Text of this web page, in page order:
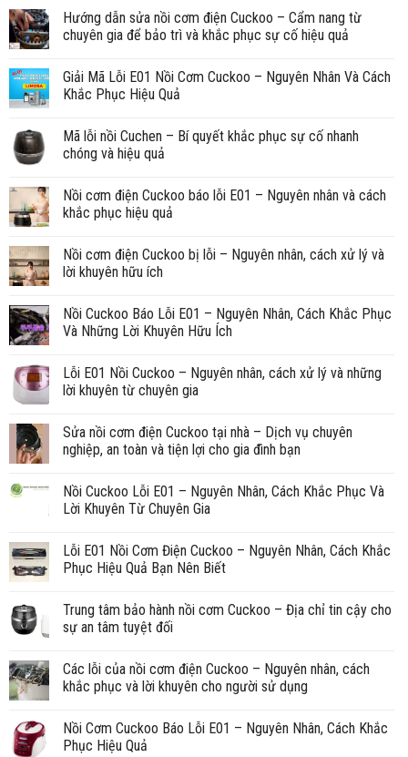
Hướng dẫn sửa nồi cơm điện Cuckoo – Cẩm nang từ
chuyên gia để bảo trì và khắc phục sự cố hiệu quả
Giải Mã Lỗi E01 Nồi Cơm Cuckoo – Nguyên Nhân Và Cách
Khắc Phục Hiệu Quả
Mã lỗi nồi Cuchen – Bí quyết khắc phục sự cố nhanh
chóng và hiệu quả
Nồi cơm điện Cuckoo báo lỗi E01 – Nguyên nhân và cách
khắc phục hiệu quả
Nồi cơm điện Cuckoo bị lỗi – Nguyên nhân, cách xử lý và
lời khuyên hữu ích
Nồi Cuckoo Báo Lỗi E01 – Nguyên Nhân, Cách Khắc Phục
Và Những Lời Khuyên Hữu Ích
Lỗi E01 Nồi Cuckoo – Nguyên nhân, cách xử lý và những
lời khuyên từ chuyên gia
Sửa nồi cơm điện Cuckoo tại nhà – Dịch vụ chuyên
nghiệp, an toàn và tiện lợi cho gia đình bạn
Nồi Cuckoo Lỗi E01 – Nguyên Nhân, Cách Khắc Phục Và
Lời Khuyên Từ Chuyên Gia
Lỗi E01 Nồi Cơm Điện Cuckoo – Nguyên Nhân, Cách Khắc
Phục Hiệu Quả Bạn Nên Biết
Trung tâm bảo hành nồi cơm Cuckoo – Địa chỉ tin cậy cho
sự an tâm tuyệt đối
Các lỗi của nồi cơm điện Cuckoo – Nguyên nhân, cách
khắc phục và lời khuyên cho người sử dụng
Nồi Cơm Cuckoo Báo Lỗi E01 – Nguyên Nhân, Cách Khắc
Phục Hiệu Quả